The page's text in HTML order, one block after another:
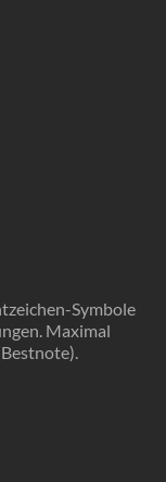
Symbole
Maximal